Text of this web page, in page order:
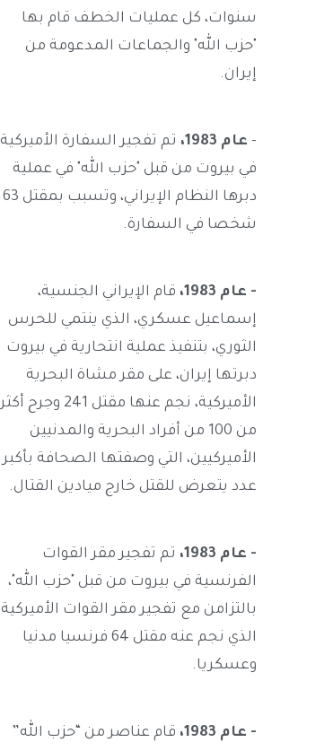
سنوات، كل عمليات الخطف قام بها
"حزب الله" والجماعات المدعومة من
إيران.
- عام 1983،
تم تفجير السفارة الأميركية
في بيروت من قبل "حزب الله" في عملية
دبرها النظام الإيراني، وتسبب بمقتل 63
شخصا في السفارة.
- عام 1983،
قام الإيراني الجنسية،
إسماعيل عسكري، الذي ينتمي للحرس
الثوري، بتنفيذ عملية انتحارية في بيروت
دبرتها إيران، على مقر مشاة البحرية
الأميركية، نجم عنها مقتل 241 وجرح أكثر
من 100 من أفراد البحرية والمدنيين
الأميركيين، التي وصفتها الصحافة بأكبر
عدد يتعرض للقتل خارج ميادين القتال.
- عام 1983،
تم تفجير مقر القوات
الفرنسية في بيروت من قبل "حزب الله"،
بالتزامن مع تفجير مقر القوات الأميركية
الذي نجم عنه مقتل 64 فرنسيا مدنيا
وعسكريا.
- عام 1983،
قام عناصر من “حزب الله”